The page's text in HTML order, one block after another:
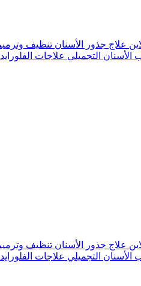
علاج جذور الأسنان تنظيف
التجميلي علاجات الفلورايد
علاج جذور الأسنان تنظيف
التجميلي علاجات الفلورايد